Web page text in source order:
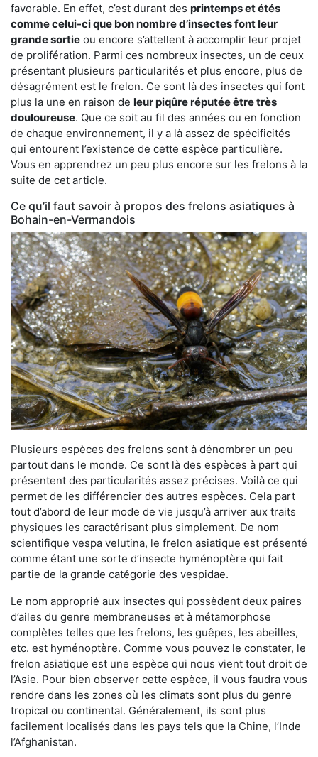
favorable. En effet, c’est durant des printemps et étés
comme celui-ci que bon nombre d’insectes font leur
grande sortie ou encore s’attellent à accomplir leur projet
de prolifération. Parmi ces nombreux insectes, un de ceux
présentant plusieurs particularités et plus encore, plus de
désagrément est le frelon. Ce sont là des insectes qui font
plus la une en raison de leur piqûre réputée être très
douloureuse. Que ce soit au fil des années ou en fonction
de chaque environnement, il y a là assez de spécificités
qui entourent l’existence de cette espèce particulière.
Vous en apprendrez un peu plus encore sur les frelons à la
suite de cet article.
Ce qu’il faut savoir à propos des frelons asiatiques à
Bohain-en-Vermandois
Plusieurs espèces des frelons sont à dénombrer un peu
partout dans le monde. Ce sont là des espèces à part qui
présentent des particularités assez précises. Voilà ce qui
permet de les différencier des autres espèces. Cela part
tout d’abord de leur mode de vie jusqu’à arriver aux traits
physiques les caractérisant plus simplement. De nom
scientifique vespa velutina, le frelon asiatique est présenté
comme étant une sorte d’insecte hyménoptère qui fait
partie de la grande catégorie des vespidae.
Le nom approprié aux insectes qui possèdent deux paires
d’ailes du genre membraneuses et à métamorphose
complètes telles que les frelons, les guêpes, les abeilles,
etc. est hyménoptère. Comme vous pouvez le constater, le
frelon asiatique est une espèce qui nous vient tout droit de
l’Asie. Pour bien observer cette espèce, il vous faudra vous
rendre dans les zones où les climats sont plus du genre
tropical ou continental. Généralement, ils sont plus
facilement localisés dans les pays tels que la Chine, l’Inde
l’Afghanistan.